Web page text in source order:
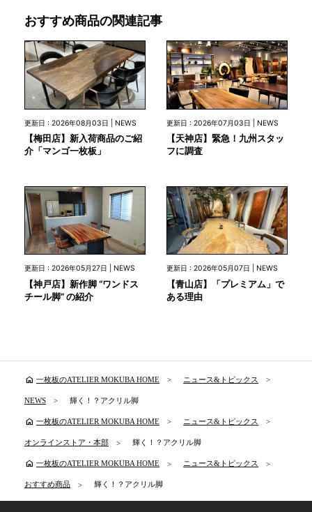
おすすめ商品の関連記事
更新日 : 2026年08月03日 | NEWS
【梅田店】新入荷商品のご紹
介「マンゴ一枚板」
更新日 : 2026年07月03日 | NEWS
【天神店】緊急！九州スタッ
フに調査
更新日 : 2026年05月27日 | NEWS
【神戸店】新作脚 “ワンドス
チール脚” の紹介
更新日 : 2026年05月07日 | NEWS
【青山店】「プレミアム」で
ある理由
home 一枚板のATELIER MOKUBA HOME ニュース&トピックス
NEWS 輝く！？アクリル脚
home 一枚板のATELIER MOKUBA HOME ニュース&トピックス
オンラインストア・本部 輝く！？アクリル脚
home 一枚板のATELIER MOKUBA HOME ニュース&トピックス
おすすめ商品 輝く！？アクリル脚